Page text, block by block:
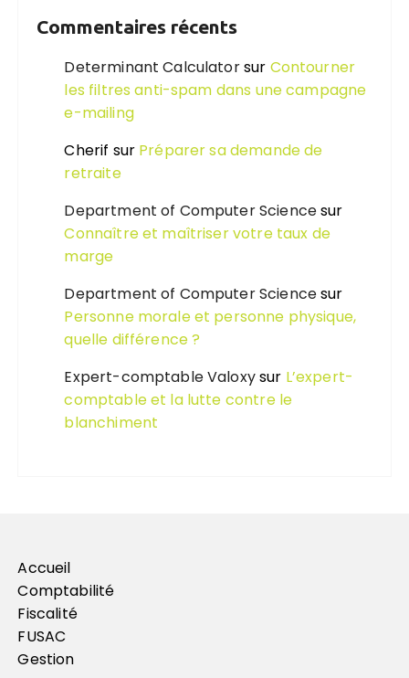
Commentaires récents
Determinant Calculatorsur Contourner
les filtres anti-spam dans une campagne
e-mailing
Cherif sur Préparer sa demande de
retraite
Department of Computer Sciencesur
Connaître et maîtriser votre taux de
marge
Department of Computer Sciencesur
Personne morale et personne physique,
quelle différence ?
Expert-comptable Valoxysur L’expert-
comptable et la lutte contre le
blanchiment
Accueil
Comptabilité
Fiscalité
FUSAC
Gestion